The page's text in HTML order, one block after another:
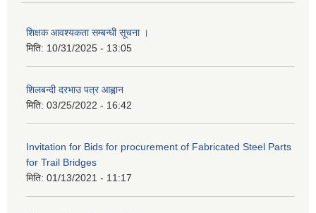
शिक्षक आवश्यकता सम्बन्धी सूचना ।
मिति: 10/31/2025 - 13:05
शिलबन्दी दरभाउ पत्र आह्वान
मिति: 03/25/2022 - 16:42
Invitation for Bids for procurement of Fabricated Steel Parts
for Trail Bridges
मिति: 01/13/2021 - 11:17